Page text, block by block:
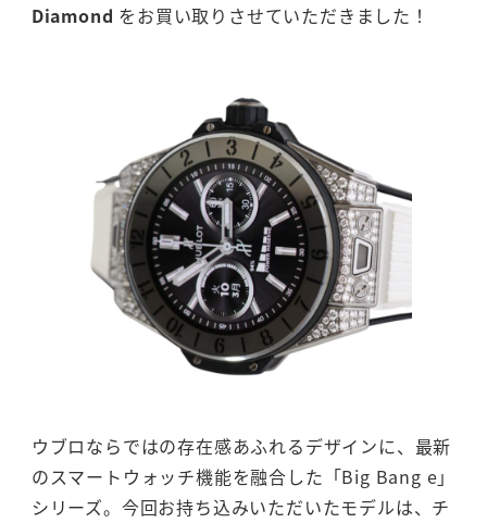
Diamond をお買い取りさせていただきました！
ウブロならではの存在感あふれるデザインに、最新
のスマートウォッチ機能を融合した「Big Bang e」
シリーズ。今回お持ち込みいただいたモデルは、チ